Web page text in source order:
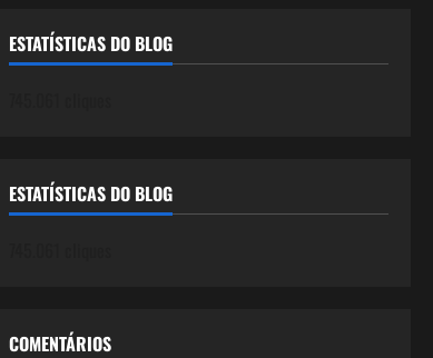
ESTATÍSTICAS DO BLOG
ESTATÍSTICAS DO BLOG
COMENTÁRIOS